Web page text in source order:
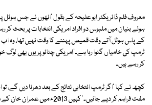
معروف فلم ڈائریکٹر ابو علیحہ کے بقول 'انھوں نے جس ہوٹل
ہوئے بنیان میں ملبوس دو افراد امریکی انتخابات پر بحث
کے پاس ہوٹل آتے وقت قمیص پہننے کا وقت نہیں تھا، وہ
ٹرمپ کی خامیاں گنوا رہا ہے۔'امریکی چنائو پر یوں بھی
کر رہے ہیں۔
کچھ نے کہا 'اگر ٹرمپ انتخابی نتائج کے بعد دھرنا دیں گے، تو
مفت فراہم کر دیے جائیں۔' کہیں